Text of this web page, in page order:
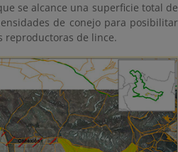
se alcance una superficie total de
de conejo para posibilitar
reproductoras de lince.